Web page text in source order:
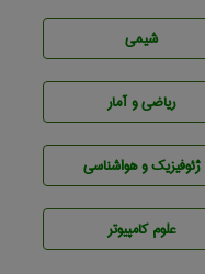
شيمی
ریاضی و آمار
ژئوفيزيك و هواشناسی
علوم کامپیوتر